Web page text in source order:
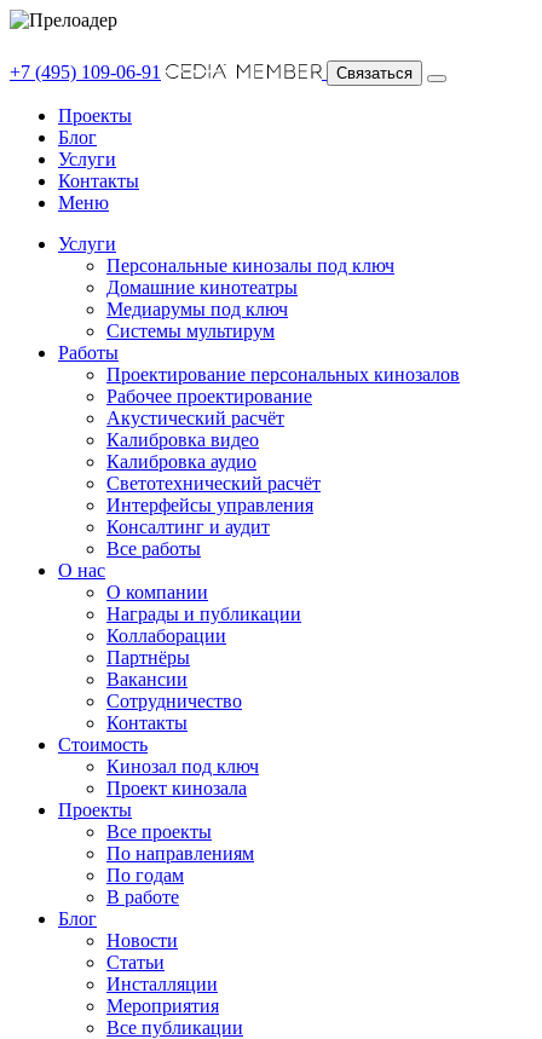
+7 (495) 109-06-91 Связаться
Проекты
Блог
Услуги
Контакты
Меню
Услуги
Персональные кинозалы под ключ
Домашние кинотеатры
Медиарумы под ключ
Системы мультирум
Работы
Проектирование персональных кинозалов
Рабочее проектирование
Акустический расчёт
Калибровка видео
Калибровка аудио
Светотехнический расчёт
Интерфейсы управления
Консалтинг и аудит
Все работы
О нас
О компании
Награды и публикации
Коллаборации
Партнёры
Вакансии
Сотрудничество
Контакты
Стоимость
Кинозал под ключ
Проект кинозала
Проекты
Все проекты
По направлениям
По годам
В работе
Блог
Новости
Статьи
Инсталляции
Мероприятия
Все публикации